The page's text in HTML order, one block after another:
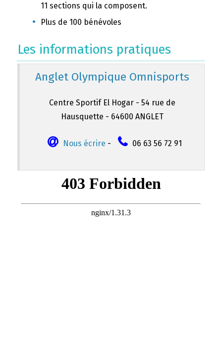
11 sections qui la composent.
Plus de 100 bénévoles
Les informations pratiques
Anglet Olympique Omnisports
Centre Sportif El Hogar - 54 rue de
Hausquette - 64600 ANGLET
Nous écrire - 06 63 56 72 91